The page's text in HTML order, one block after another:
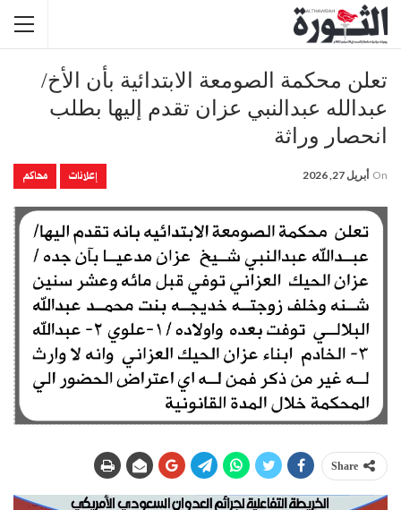
تعلن محكمة الصومعة الابتدائية بأن الأخ/
عبدالله عبدالنبي عزان تقدم إليها بطلب
انحصار وراثة
إعلانات محاكم On أبريل 27, 2026
Share